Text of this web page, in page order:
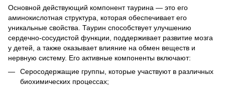
Основной действующий компонент таурина — это его
аминокислотная структура, которая обеспечивает его
уникальные свойства. Таурин способствует улучшению
сердечно-сосудистой функции, поддерживает развитие мозга
у детей, а также оказывает влияние на обмен веществ и
нервную систему. Его активные компоненты включают:
Серосодержащие группы, которые участвуют в различных
биохимических процессах;